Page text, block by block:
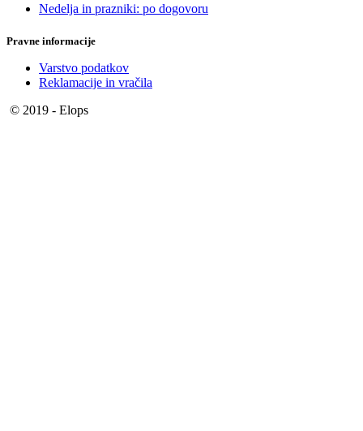
Nedelja in prazniki: po dogovoru
Pravne informacije
Varstvo podatkov
Reklamacije in vračila
© 2019 - Elops